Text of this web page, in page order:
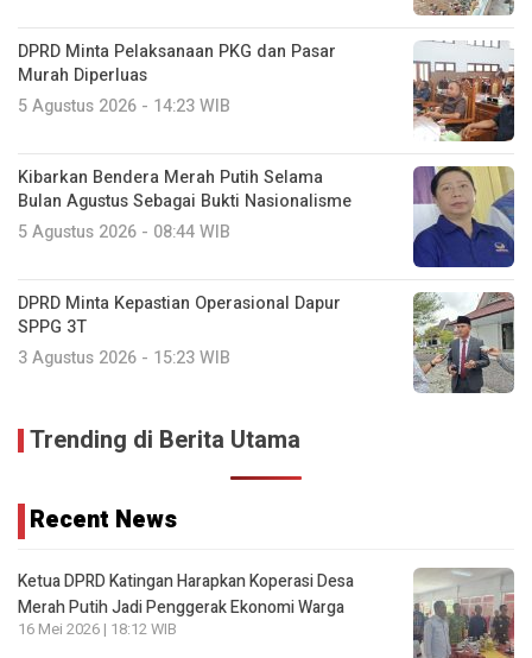
DPRD Minta Pelaksanaan PKG dan Pasar
Murah Diperluas
5 Agustus 2026 - 14:23 WIB
Kibarkan Bendera Merah Putih Selama
Bulan Agustus Sebagai Bukti Nasionalisme
5 Agustus 2026 - 08:44 WIB
DPRD Minta Kepastian Operasional Dapur
SPPG 3T
3 Agustus 2026 - 15:23 WIB
Trending di Berita Utama
Recent News
Ketua DPRD Katingan Harapkan Koperasi Desa
Merah Putih Jadi Penggerak Ekonomi Warga
16 Mei 2026 | 18:12 WIB